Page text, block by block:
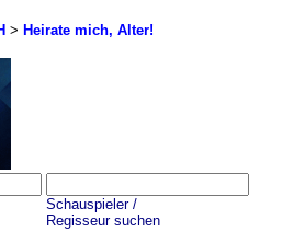
> Heirate mich, Alter!
Schauspieler /
Regisseur suchen